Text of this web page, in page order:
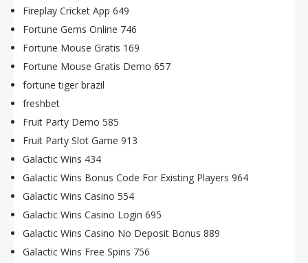
Fireplay Cricket App 649
Fortune Gems Online 746
Fortune Mouse Gratis 169
Fortune Mouse Gratis Demo 657
fortune tiger brazil
freshbet
Fruit Party Demo 585
Fruit Party Slot Game 913
Galactic Wins 434
Galactic Wins Bonus Code For Existing Players 964
Galactic Wins Casino 554
Galactic Wins Casino Login 695
Galactic Wins Casino No Deposit Bonus 889
Galactic Wins Free Spins 756